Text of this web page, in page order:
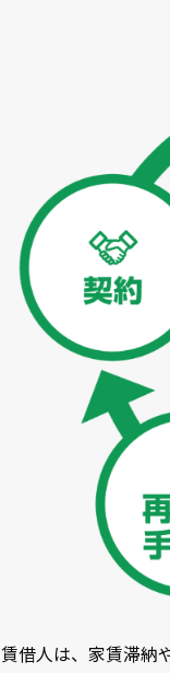
賃借人は、家賃滞納